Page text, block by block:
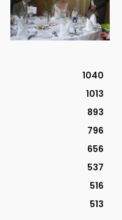
1040
1013
893
796
656
537
516
513